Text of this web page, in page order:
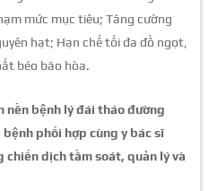
mức mục tiêu; Tăng cường
hạt; Hạn chế tối đa đồ ngọt,
béo bão hòa.
bệnh lý đái tháo đường
phối hợp cùng y bác sĩ
chiến dịch tầm soát, quản lý và